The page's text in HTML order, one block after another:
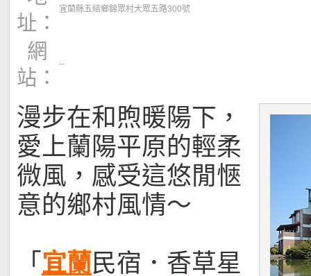
址：
宜蘭縣五結鄉錦眾村大眾五路300號
網
站：
--
漫步在和煦暖陽下，
愛上蘭陽平原的輕柔
微風，感受這悠閒愜
意的鄉村風情～
「 宜蘭民宿．香草星